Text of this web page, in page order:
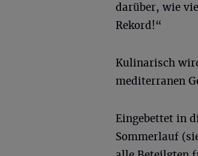
darüber, wie
Rekord!“
Kulinarisch
mediterranen
Eingebettet in
Sommerlauf